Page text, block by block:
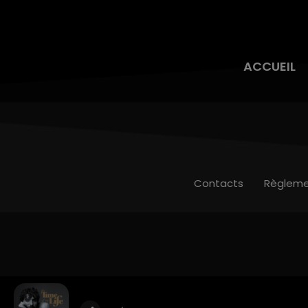
ACCUEIL
Contacts